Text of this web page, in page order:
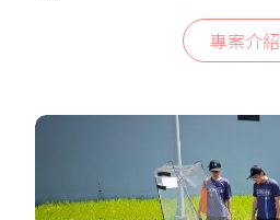
專案介紹